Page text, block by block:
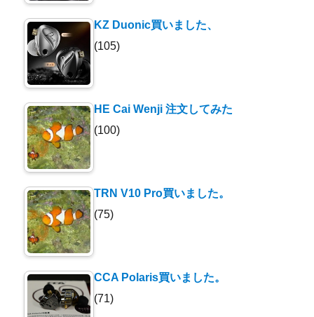
KZ Duonic買いました、
(105)
HE Cai Wenji 注文してみた
(100)
TRN V10 Pro買いました。
(75)
CCA Polaris買いました。
(71)